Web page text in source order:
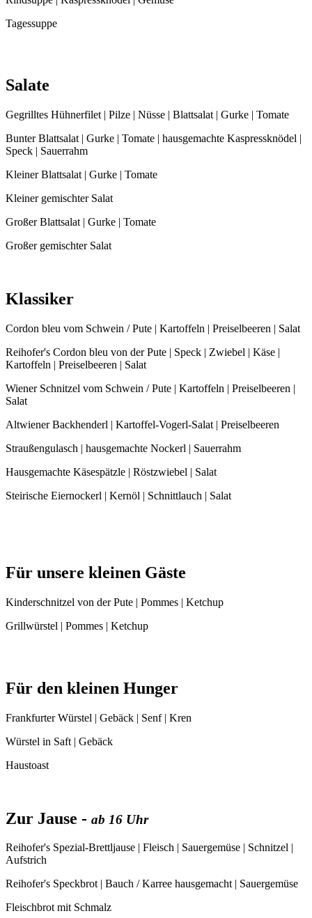
Tagessuppe
Salate
Gegrilltes Hühnerfilet | Pilze | Nüsse | Blattsalat | Gurke | Tomate
Bunter Blattsalat | Gurke | Tomate | hausgemachte Kaspressknödel |
Speck | Sauerrahm
Kleiner Blattsalat | Gurke | Tomate
Kleiner gemischter Salat
Großer Blattsalat | Gurke | Tomate
Großer gemischter Salat
Klassiker
Cordon bleu vom Schwein / Pute | Kartoffeln | Preiselbeeren | Salat
Reihofer's Cordon bleu von der Pute | Speck | Zwiebel | Käse |
Kartoffeln | Preiselbeeren | Salat
Wiener Schnitzel vom Schwein / Pute | Kartoffeln | Preiselbeeren |
Salat
Altwiener Backhenderl | Kartoffel-Vogerl-Salat | Preiselbeeren
Straußengulasch | hausgemachte Nockerl | Sauerrahm
Hausgemachte Käsespätzle | Röstzwiebel | Salat
Steirische Eiernockerl | Kernöl | Schnittlauch | Salat
Für unsere kleinen Gäste
Kinderschnitzel von der Pute | Pommes | Ketchup
Grillwürstel | Pommes | Ketchup
Für den kleinen Hunger
Frankfurter Würstel | Gebäck | Senf | Kren
Würstel in Saft | Gebäck
Haustoast
Zur Jause - ab 16 Uhr
Reihofer's Spezial-Brettljause | Fleisch | Sauergemüse | Schnitzel |
Aufstrich
Reihofer's Speckbrot | Bauch / Karree hausgemacht | Sauergemüse
Fleischbrot mit Schmalz